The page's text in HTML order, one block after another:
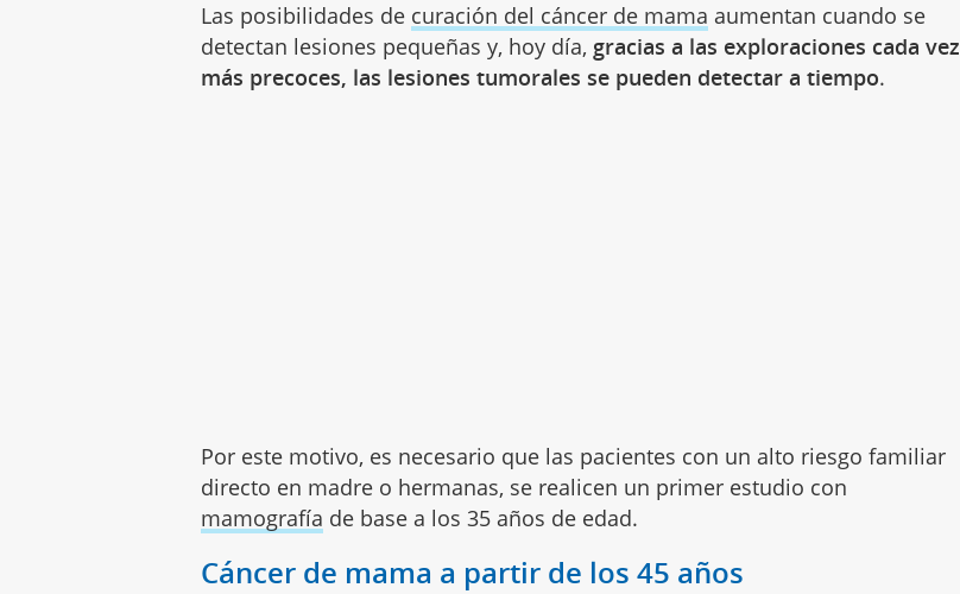
Las posibilidades de curación del cáncer de mama aumentan cuando se
detectan lesiones pequeñas y, hoy día, gracias a las exploraciones cada vez
más precoces, las lesiones tumorales se pueden detectar a tiempo.
Por este motivo, es necesario que las pacientes con un alto riesgo familiar
directo en madre o hermanas, se realicen un primer estudio con
mamografía de base a los 35 años de edad.
Cáncer de mama a partir de los 45 años